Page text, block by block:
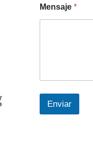
Mensaje *
Enviar